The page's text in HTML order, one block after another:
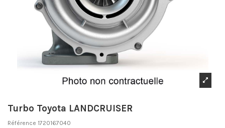
Turbo Toyota LANDCRUISER
Référence 1720167040